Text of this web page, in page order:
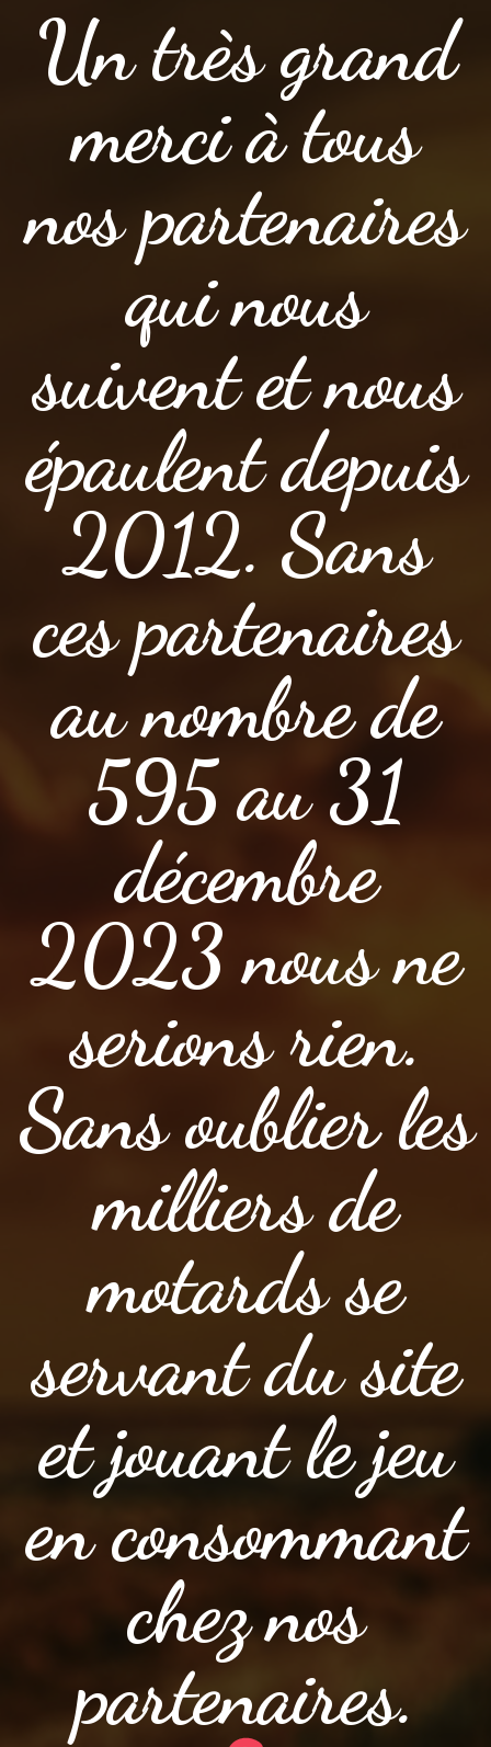
Un très grand
merci à tous
nos partenaires
qui nous
suivent et nous
épaulent depuis
2012. Sans
ces partenaires
au nombre de
595 au 31
décembre
2023 nous ne
serions rien.
Sans oublier les
milliers de
motards se
servant du site
et jouant le jeu
en consommant
chez nos
partenaires.